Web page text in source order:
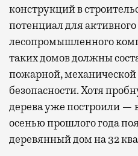
конструкций в
потенциал для
лесопромышленного
таких домов должны
пожарной, механической
безопасности. Хотя
дерева уже построили —
осенью прошлого года
деревянный дом на 32